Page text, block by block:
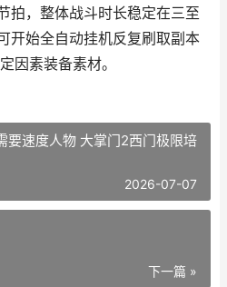
拍，整体战斗时长稳定在三至
开始全自动挂机反复刷取副本
因素装备素材。
要速度人物 大掌门2西门极限培
2026-07-07
下一篇 »